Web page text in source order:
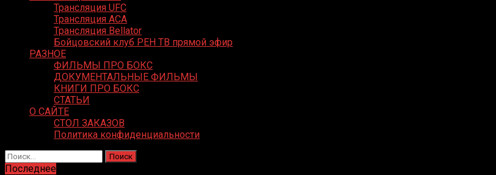
Трансляция UFC
Трансляция ACA
Трансляция Bellator
Бойцовский клуб РЕН ТВ прямой эфир
РАЗНОЕ
ФИЛЬМЫ ПРО БОКС
ДОКУМЕНТАЛЬНЫЕ ФИЛЬМЫ
КНИГИ ПРО БОКС
СТАТЬИ
О САЙТЕ
СТОЛ ЗАКАЗОВ
Политика конфиденциальности
Найти:
Последнее